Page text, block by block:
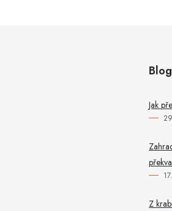
Blog
Jak
Z